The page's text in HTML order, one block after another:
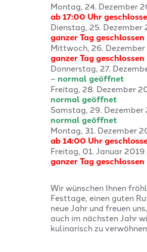
Montag, 24. Dezember
ab 17:00 Uhr
Dienstag, 25. Dezember
ganzer Tag geschlossen
Mittwoch, 26.
ganzer Tag geschlossen
Donnerstag, 27.
– normal geöffnet
Freitag, 28. Dezember
normal geöffnet
Samstag, 29. Dezember
normal geöffnet
Montag, 31. Dezember
ab 14:00 Uhr
Freitag, 01. Januar 2019
ganzer Tag geschlossen
Wir wünschen Ihnen
Festtage, einen guten
neue Jahr und freuen
auch im nächsten Jahr
kulinarisch zu